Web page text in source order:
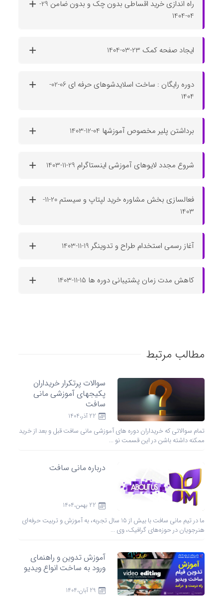
راه اندازی خرید اقساطی بدون چک و بدون ضامن 29-
04-1404
ایجاد صفحه کمک 23-03-1404
دوره رایگان : ساخت اسلایدشوهای حرفه ای 06-02-
1404
برداشتن پلیر مخصوص آموزشها 04-12-1403
شروع مجدد لایوهای آموزشی اینستاگرام 29-11-1403
فعالسازی بخش مشاوره خرید لپتاپ و سیستم 20-11-
1403
آغاز رسمی استخدام طراح و تدوینگر 19-11-1403
کاهش مدت زمان پشتیبانی دوره ها 15-11-1403
مطالب مرتبط
سوالات پرتکرار خریداران
پکیجهای آموزشی مانی
سافت
22 آذر،1404
تمام سوالاتی که خریداران دوره های آموزشی مانی سافت قبل و بعد از خرید
ممکنه داشته باشن در این قسمت نو ...
درباره مانی سافت
22 بهمن،1404
ما در تیم مانی سافت با بیش از 15 سال تجربه، به آموزش و تربیت حرفه‌ای
هنرجویان در حوزه‌های گرافیک، وی ...
آموزش تدوین و راهنمای
ورود به ساخت انواع ویدیو
29 آبان،1404